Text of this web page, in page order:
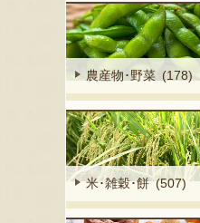
農産物･野菜 (178)
米･雑穀･餅 (507)
8月8日 14:03 [